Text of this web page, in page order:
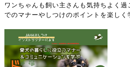
ワンちゃんも飼い主さんも気持ちよく
でのマナーやしつけのポイントを楽しく